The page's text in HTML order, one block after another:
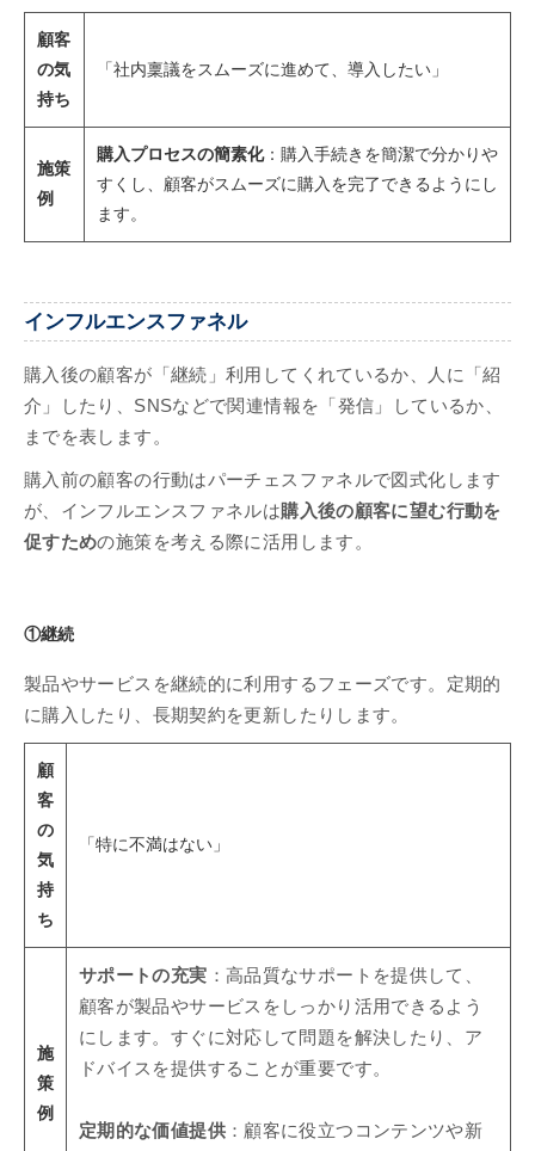
顧客
の気
持ち
「社内稟議をスムーズに進めて、導入したい」
施策
例
購入プロセスの簡素化：購入手続きを簡潔で分かりや
すくし、顧客がスムーズに購入を完了できるようにし
ます。
インフルエンスファネル
購入後の顧客が「継続」利用してくれているか、人に「紹
介」したり、SNSなどで関連情報を「発信」しているか、
までを表します。
購入前の顧客の行動はパーチェスファネルで図式化します
が、インフルエンスファネルは購入後の顧客に望む行動を
促すための施策を考える際に活用します。
①継続
製品やサービスを継続的に利用するフェーズです。定期的
に購入したり、長期契約を更新したりします。
顧
客
の
気
持
ち
「特に不満はない」
施
策
例
サポートの充実 ：高品質なサポートを提供して、
顧客が製品やサービスをしっかり活用できるよう
にします。すぐに対応して問題を解決したり、ア
ドバイスを提供することが重要です。
定期的な価値提供：顧客に役立つコンテンツや新